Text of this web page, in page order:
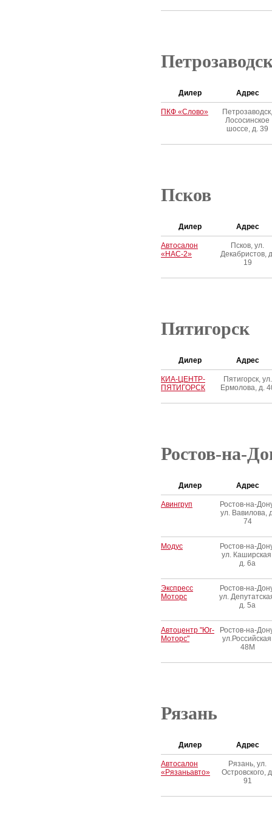
Дилер Адрес
ПКФ «Слово»
Петрозаводск,
Лососинское
шоссе, д. 39
Псков
Дилер Адрес
Автосалон
«НАС-2»
Псков, ул.
Декабристов,
19
Пятигорск
Дилер Адрес
КИА-ЦЕНТР-
ПЯТИГОРСК
Пятигорск, ул.
Ермолова, д.
Ростов-на-
Дилер Адрес
Авингруп
Ростов-на-
ул. Вавилова,
74
Модус
Ростов-на-
ул.
д. 6a
Экспресс
Моторс
Ростов-на-
ул.
д. 5a
Автоцентр "Юг-
Моторс"
Ростов-на-
48М
Рязань
Дилер Адрес
Автосалон
«Рязаньавто»
Рязань, ул.
Островского,
91